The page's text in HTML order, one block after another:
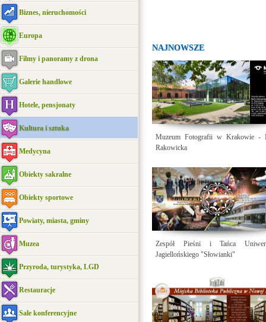
Biznes, nieruchomości
Europa
Filmy i panoramy z drona
Galerie handlowe
Hotele, pensjonaty
Kultura i sztuka
Medycyna
Obiekty sakralne
Obiekty sportowe
Powiaty, miasta, gminy
Muzea
Przyroda, turystyka, LGD
Restauracje
Sale konferencyjne
NAJNOWSZE
Muzeum Fotografii w Krakowie -
Rakowicka
Zespół Pieśni i Tańca
Jagiellońskiego "Słowianki"